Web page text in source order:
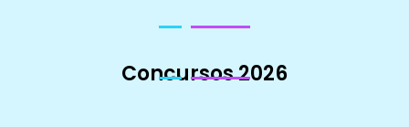
Concursos 2026